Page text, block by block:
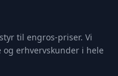
til engros-priser. Vi
erhvervskunder i hele